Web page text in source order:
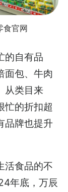
食官网
的自有品
面包、牛肉
从类目来
忙的折扣超
品牌也提升
活食品的不
年底，万辰